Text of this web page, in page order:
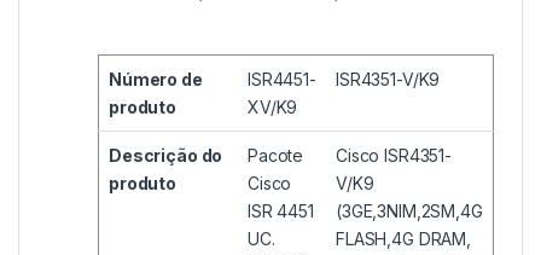
Número de
produto
ISR4451-
XV/K9
ISR4351-V/K9
Descrição do
produto
Pacote
Cisco
ISR 4451
UC.
Cisco ISR4351-
V/K9
(3GE,3NIM,2SM,4G
FLASH,4G DRAM,